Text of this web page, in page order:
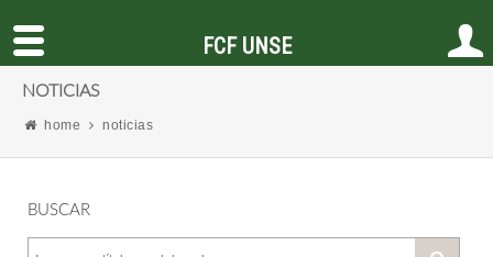
NOTICIAS
home noticias
BUSCAR
FCF UNSE